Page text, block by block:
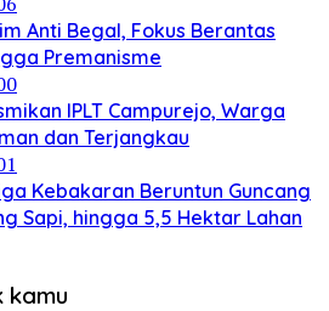
Anti Begal, Fokus Berantas
Premanisme
IPLT Campurejo, Warga
dan Terjangkau
Kebakaran Beruntun Guncang
Sapi, hingga 5,5 Hektar Lahan
kamu